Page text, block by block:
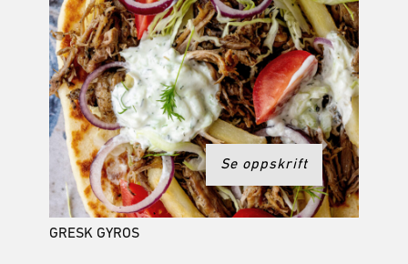
GRESK GYROS
Se oppskrift